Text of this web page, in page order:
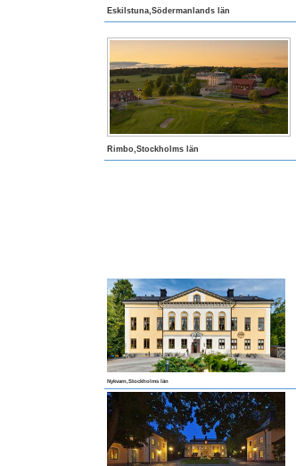
Eskilstuna,Södermanlands län
Rimbo,Stockholms län
Nykvarn,Stockholms län